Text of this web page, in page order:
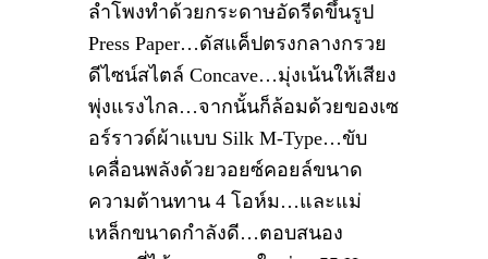
ลำโพงทำด้วยกระดาษอัดรีดขึ้นรูป
Press Paper…ดัสแค็ปตรงกลางกรวย
ดีไซน์สไตล์ Concave…มุ่งเน้นให้เสียง
พุ่งแรงไกล…จากนั้นก็ล้อมด้วยของเซ
อร์ราวด์ผ้าแบบ Silk M-Type…ขับ
เคลื่อนพลังด้วยวอยซ์คอยล์ขนาด
ความต้านทาน 4 โอห์ม…และแม่
เหล็กขนาดกำลังดี…ตอบสนอง